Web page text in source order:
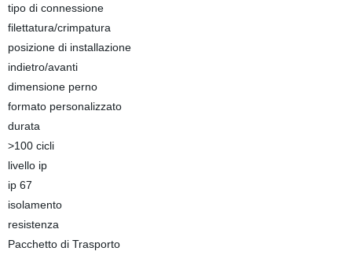
tipo di connessione
filettatura/crimpatura
posizione di installazione
indietro/avanti
dimensione perno
formato personalizzato
durata
>100 cicli
livello ip
ip 67
isolamento
resistenza
Pacchetto di Trasporto